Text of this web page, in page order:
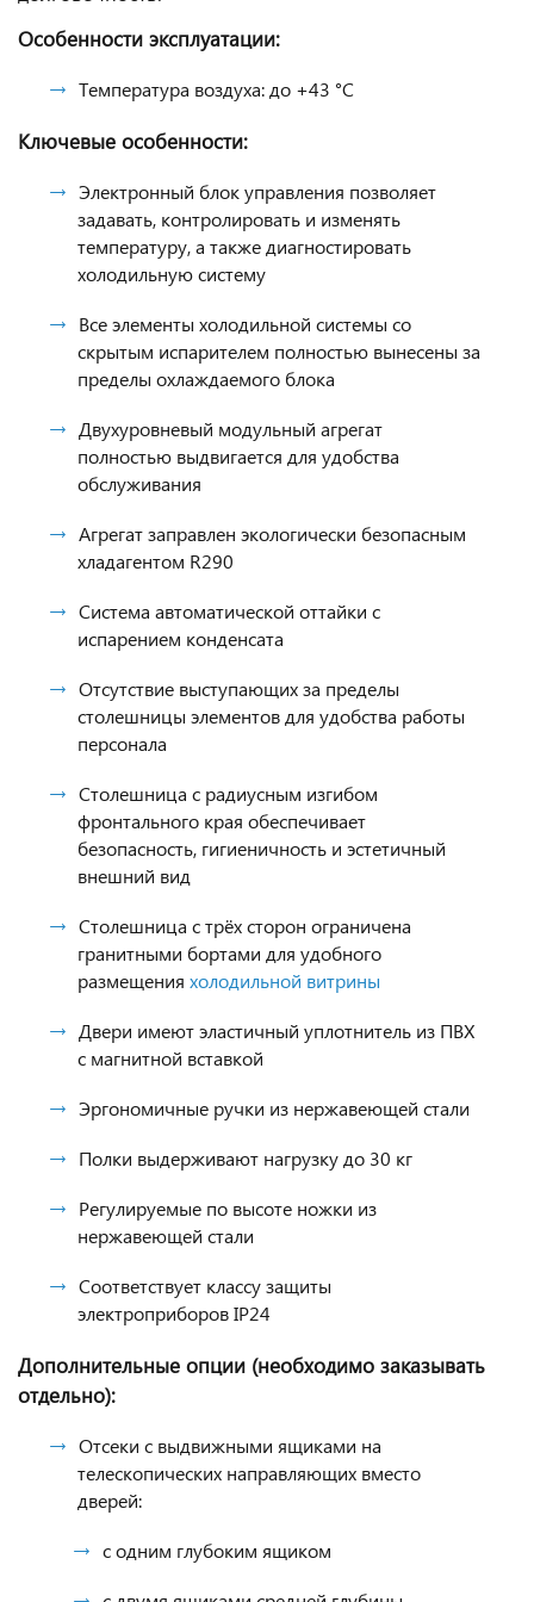
Особенности эксплуатации:
Температура воздуха: до +43 °С
Ключевые особенности:
Электронный блок управления позволяет
задавать, контролировать и изменять
температуру, а также диагностировать
холодильную систему
Все элементы холодильной системы со
скрытым испарителем полностью вынесены за
пределы охлаждаемого блока
Двухуровневый модульный агрегат
полностью выдвигается для удобства
обслуживания
Агрегат заправлен экологически безопасным
хладагентом R290
Система автоматической оттайки с
испарением конденсата
Отсутствие выступающих за пределы
столешницы элементов для удобства работы
персонала
Столешница с радиусным изгибом
фронтального края обеспечивает
безопасность, гигиеничность и эстетичный
внешний вид
Столешница с трёх сторон ограничена
гранитными бортами для удобного
размещения холодильной витрины
Двери имеют эластичный уплотнитель из ПВХ
с магнитной вставкой
Эргономичные ручки из нержавеющей стали
Полки выдерживают нагрузку до 30 кг
Регулируемые по высоте ножки из
нержавеющей стали
Соответствует классу защиты
электроприборов IP24
Дополнительные опции (необходимо заказывать
отдельно):
Отсеки с выдвижными ящиками на
телескопических направляющих вместо
дверей:
с одним глубоким ящиком